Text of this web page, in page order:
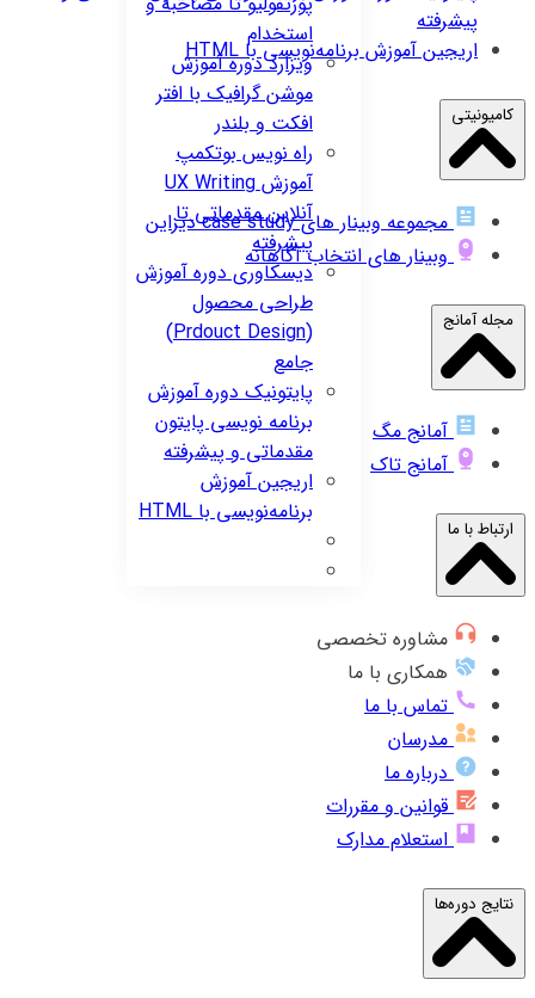
استخدام
ویزارددوره آموزش
موشن گرافیک با افتر
افکت و بلندر
راه نویسبوتکمپ
آموزش UX Writing
آنلاین مقدماتی تا
پیشرفته
دیسکاوریدوره آموزش
طراحی محصول
(Prdouct Design)
جامع
پایتونیکدوره آموزش
برنامه نویسی پایتون
مقدماتی و پیشرفته
اریجینآموزش
برنامه‌نویسی با HTML
پیشرفته
اریجینآموزش برنامه‌نویسی با HTML
کامیونیتی
مجموعه وبینار های case study دیزاین
وبینار های انتخاب آگاهانه
مجله آمانج
آمانج مگ
آمانج تاک
ارتباط با ما
مشاوره تخصصی
همکاری با ما
تماس با ما
مدرسان
درباره ما
قوانین و مقررات
استعلام مدارک
نتایج دوره‌ها